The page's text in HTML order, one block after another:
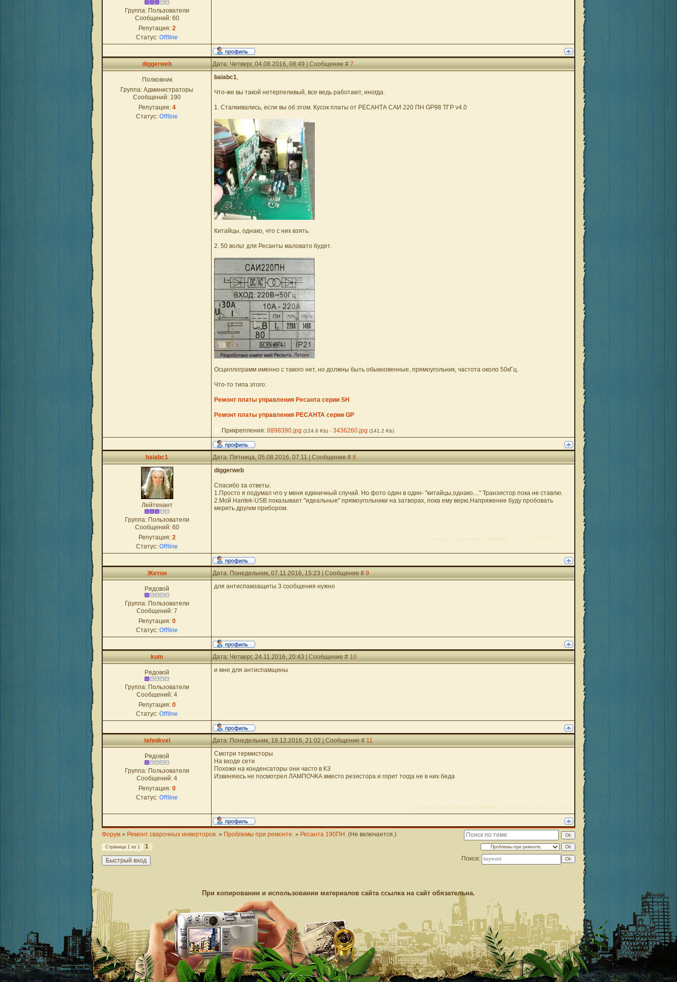
Группа: Пользователи
Сообщений: 60
Репутация: 2
Статус: Offline
diggerweb Дата: Четверг, 04.08.2016, 08:49 | Сообщение #7
Полковник
Группа: Администраторы
Сообщений: 190
Репутация: 4
Статус: Offline
baiabc1,
Что-же вы такой нетерпеливый, все ведь работают, иногда.
1. Сталкивались, если вы об этом. Кусок платы от РЕСАНТА САИ 220 ПН GP98 ТГР v4.0
Китайцы, однако, что с них взять.
2. 50 вольт для Ресанты маловато будет.
Осциллограмм именно с такого нет, но должны быть обыкновенные, прямоугольник, частота около 50кГц.
Что-то типа этого:
Ремонт платы управления Ресанта серии SH
Ремонт платы управления РЕСАНТА серии GP
Прикрепления: 8898390.jpg (124.6 Kb) · 3436260.jpg (141.2 Kb)
baiabc1 Дата: Пятница, 05.08.2016, 07:11 | Сообщение #8
Лейтенант
Группа: Пользователи
Сообщений: 60
Репутация: 2
Статус: Offline
diggerweb
Спасибо за ответы.
1.Просто я подумал что у меня единичный случай. Но фото один в один- "китайцы,однако...." Транзистор пока не ставлю.
2.Мой Hantek-USB показывает "идеальные" прямоугольники на затворах, пока ему верю.Напряжение буду пробовать
мерить другим прибором.
Жетон Дата: Понедельник, 07.11.2016, 15:23 | Сообщение #9
Рядовой
Группа: Пользователи
Сообщений: 7
Репутация: 0
Статус: Offline
для антиспамзащиты 3 сообщения нужно
kum Дата: Четверг, 24.11.2016, 20:43 | Сообщение #10
Рядовой
Группа: Пользователи
Сообщений: 4
Репутация: 0
Статус: Offline
и мне для антиспамщины
tehnikvel Дата: Понедельник, 19.12.2016, 21:02 | Сообщение #11
Рядовой
Группа: Пользователи
Сообщений: 4
Репутация: 0
Статус: Offline
Смотри термисторы
На входе сети
Похожи на конденсаторы они часто в КЗ
Извиняюсь не посмотрел ЛАМПОЧКА вместо резистора и горит тогда не в них беда
Форум » Ремонт сварочных инверторов. » Проблемы при ремонте. » Ресанта 190ПН. (Не включается.)
Страница 1 из 1
1
Поиск:
При копировании и использовании материалов сайта ссылка на сайт обязательна.